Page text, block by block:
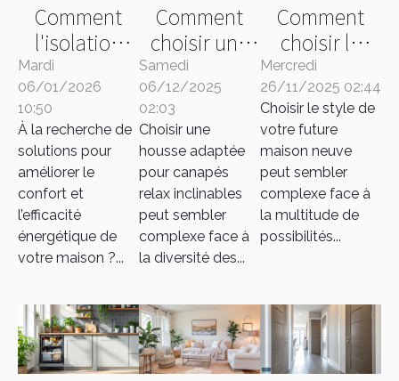
Comment
l'isolation
thermique
intérieure
peut
transformer
votre espace
de vie ?
Mardi
06/01/2026
10:50
À la recherche de
solutions pour
améliorer le
confort et
l’efficacité
énergétique de
votre maison ?...
Comment
choisir une
housse
adaptée pour
canapés relax
inclinables ?
Samedi
06/12/2025
02:03
Choisir une
housse adaptée
pour canapés
relax inclinables
peut sembler
complexe face à
la diversité des...
Comment
choisir le
style de votre
future
maison
neuve ?
Mercredi
26/11/2025 02:44
Choisir le style de
votre future
maison neuve
peut sembler
complexe face à
la multitude de
possibilités...